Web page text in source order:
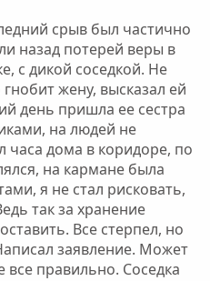
срыв был частично
назад потерей веры в
с дикой соседкой. Не
жену, высказал ей
день пришла ее сестра
на людей не
дома в коридоре, по
на кармане была
я не стал рисковать,
так за хранение
Все стерпел, но
заявление. Может
все правильно. Соседка